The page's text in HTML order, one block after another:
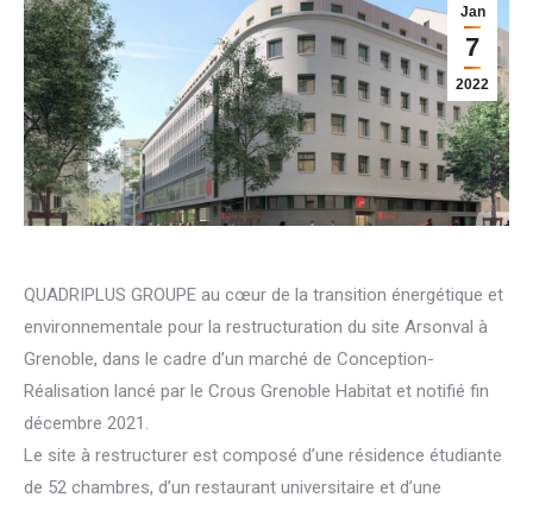
Jan
7
2022
QUADRIPLUS GROUPE au cœur de la transition énergétique et
environnementale pour la restructuration du site Arsonval à
Grenoble, dans le cadre d’un marché de Conception-
Réalisation lancé par le Crous Grenoble Habitat et notifié fin
décembre 2021.
Le site à restructurer est composé d’une résidence étudiante
de 52 chambres, d’un restaurant universitaire et d’une